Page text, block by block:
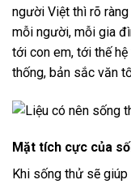
người Việt thì rõ
mỗi người, mỗi gia
tới con em, tới thế
thống, bản sắc văn
Mặt tích cực của
Khi sống thử sẽ giúp